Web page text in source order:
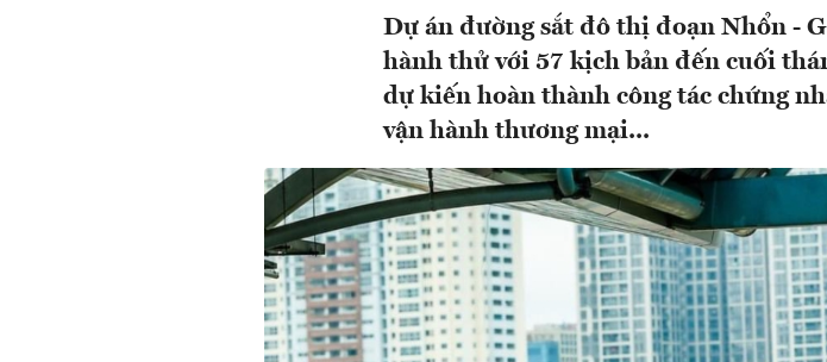
Dự án đường sắt đô thị đoạn Nhổn -
hành thử với 57 kịch bản đến cuối
dự kiến hoàn thành công tác chứng
vận hành thương mại...